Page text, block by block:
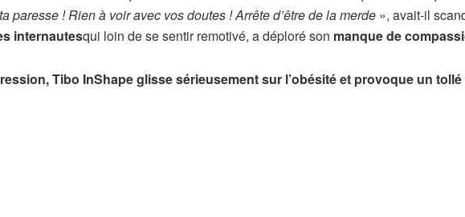
paresse ! Rien à voir avec vos doutes ! Arrête d’être de la merde », avait-il
internautesqui loin de se sentir remotivé, a déploré son manque de
Tibo InShape glisse sérieusement sur l’obésité et provoque un